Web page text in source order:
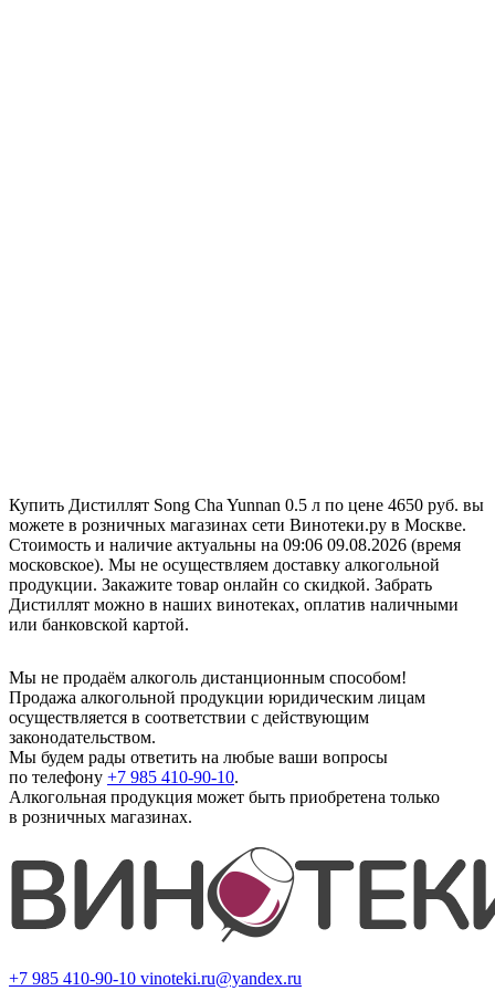
Купить Дистиллят Song Cha Yunnan 0.5 л по цене 4650 руб. вы
можете в розничных магазинах сети Винотеки.ру в Москве.
Стоимость и наличие актуальны на 09:06 09.08.2026 (время
московское). Мы не осуществляем доставку алкогольной
продукции. Закажите товар онлайн со скидкой. Забрать
Дистиллят можно в наших винотеках, оплатив наличными
или банковской картой.
Мы не продаём алкоголь дистанционным способом!
Продажа алкогольной продукции юридическим лицам
осуществляется в соответствии с действующим
законодательством.
Мы будем рады ответить на любые ваши вопросы
по телефону +7 985 410-90-10.
Алкогольная продукция может быть приобретена только
в розничных магазинах.
+7 985 410-90-10 vinoteki.ru@yandex.ru